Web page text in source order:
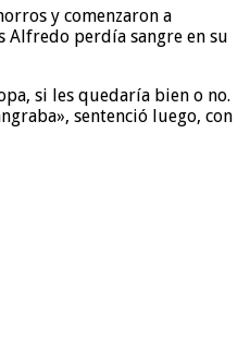
y comenzaron a
Alfredo perdía sangre en su
si les quedaría bien o no.
sentenció luego, con